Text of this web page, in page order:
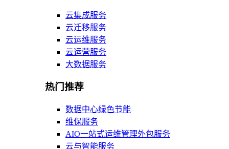
云集成服务
云迁移服务
云运维服务
云运营服务
大数据服务
热门推荐
数据中心绿色节能
维保服务
AIO一站式运维管理外包服务
云与智能服务